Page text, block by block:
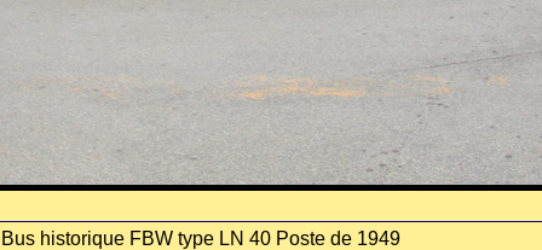
Bus historique FBW type LN 40 Poste de 1949